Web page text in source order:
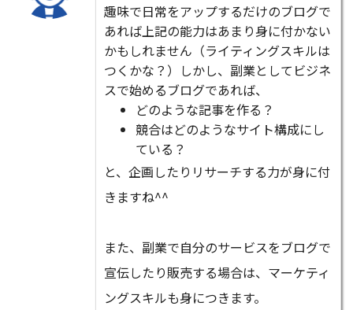
趣味で日常をアップするだけのブログで
あれば上記の能力はあまり身に付かない
かもしれません（ライティングスキルは
つくかな？）しかし、副業としてビジネ
スで始めるブログであれば、
どのような記事を作る？
競合はどのようなサイト構成にし
ている？
と、企画したりリサーチする力が身に付
きますね^^
また、副業で自分のサービスをブログで
宣伝したり販売する場合は、マーケティ
ングスキルも身につきます。